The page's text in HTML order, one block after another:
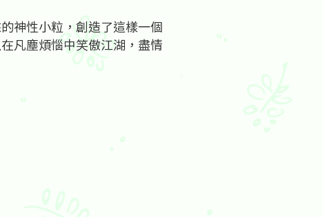
神性小粒，創造了這樣一個
凡塵煩惱中笑傲江湖，盡情